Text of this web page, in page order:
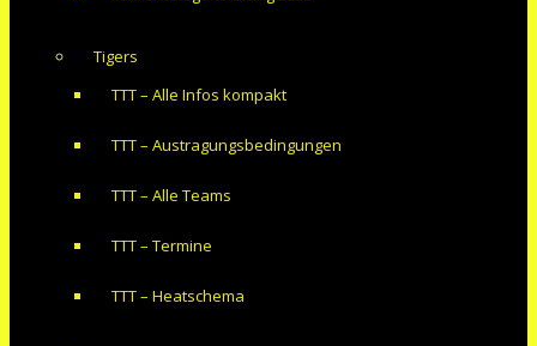
Tigers
TTT – Alle Infos kompakt
TTT – Austragungsbedingungen
TTT – Alle Teams
TTT – Termine
TTT – Heatschema